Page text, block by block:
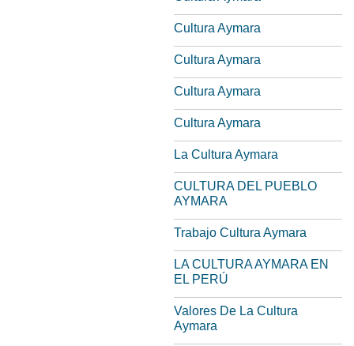
Cultura Aymara
Cultura Aymara
Cultura Aymara
Cultura Aymara
La Cultura Aymara
CULTURA DEL PUEBLO
AYMARA
Trabajo Cultura Aymara
LA CULTURA AYMARA EN
EL PERÚ
Valores De La Cultura
Aymara